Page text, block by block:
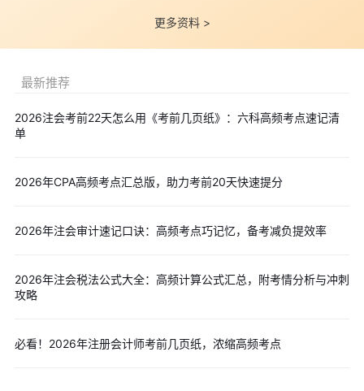
②-①→a变动对F的影响
③-②→b变动对F的影响
(二)差额分析法
c因素变动的影响：a1×b1×(c1-c0)
或连除的情况。当综合指标是通过因素间“加”或“减”形成时，不能用
【高频考点2】敏感性分析法
(一)最大最小法
2.根据影响因素的预期值计算目标变量的预期值
更多资料 >
最新推荐
2026注会考前22天怎么用《考前几页纸》：六科高频考点速记清
单
2026年CPA高频考点汇总版，助力考前20天快速提分
2026年注会审计速记口诀：高频考点巧记忆，备考减负提效率
2026年注会税法公式大全：高频计算公式汇总，附考情分析与冲刺
攻略
必看！2026年注册会计师考前几页纸，浓缩高频考点